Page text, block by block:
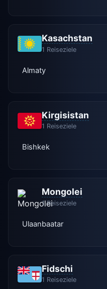
Kasachstan
1 Reiseziele
Almaty
Kirgisistan
1 Reiseziele
Bishkek
Mongolei
1 Reiseziele
Ulaanbaatar
Fidschi
1 Reiseziele